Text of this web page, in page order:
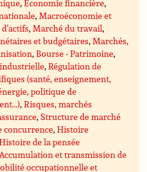
,Économie financière,
, Macroéconomie et
, Marché du travail,
et budgétaires, Marchés,
, Bourse - Patrimoine,
,Régulation de
(santé, enseignement,
politique de
,Risques, marchés
, Structure de marché
concurrence,Histoire
de la pensée
Accumulation et transmission de
occupationnelle et